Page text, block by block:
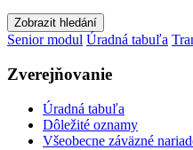
Zobrazit hledání
Senior modul Úradná tabuľa
Zverejňovanie
Úradná tabuľa
Dôležité oznamy
Všeobecne záväzné